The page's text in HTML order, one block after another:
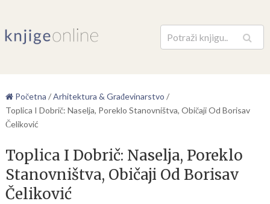
Pretraga
Početna /Arhitektura & Građevinarstvo /
Toplica I Dobrič: Naselja, Poreklo Stanovništva, Običaji Od Borisav
Čeliković
Toplica I Dobrič: Naselja, Poreklo
Stanovništva, Običaji Od Borisav
Čeliković